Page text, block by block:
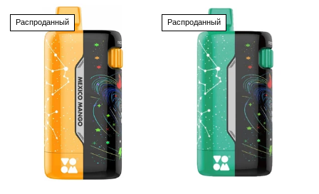
Pillow Talk
PYRO
Raz
RifBar
REIGN BAR
ROMO
Sigelei
Распроданный Распроданный